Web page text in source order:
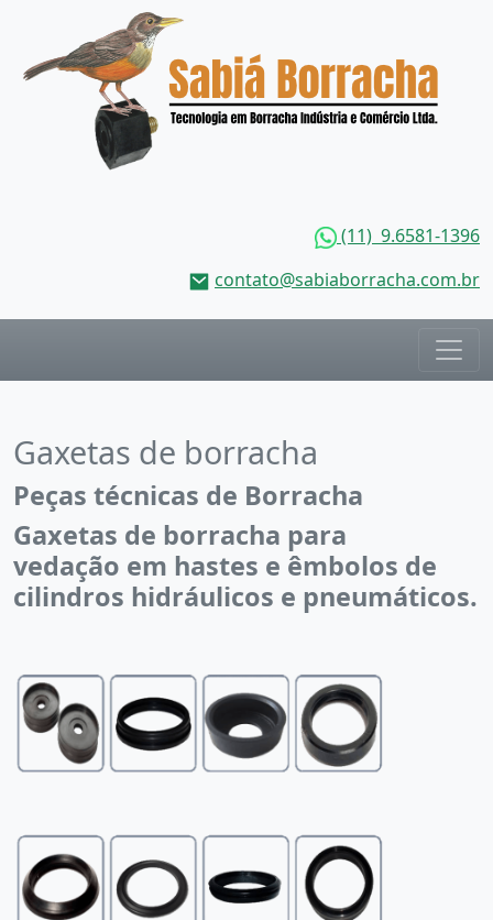
(11) 9.6581-1396
contato@sabiaborracha.com.br
Gaxetas de borracha
Peças técnicas de Borracha
Gaxetas de borracha para
vedação em hastes e êmbolos de
cilindros hidráulicos e pneumáticos.